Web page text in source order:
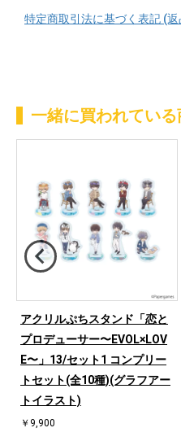
特定商取引法に基づく表記 (返
一緒に買われている
アクリルぷちスタンド「恋と
プロデューサー〜EVOL×LOV
E〜」13/セット1 コンプリー
トセット(全10種)(グラフアー
トイラスト)
￥9,900